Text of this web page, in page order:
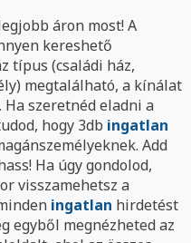
áron most! A
kereshető
típus (családi ház,
megtalálható, a kínálat
Ha szeretnéd eladni a
hogy 3db ingatlan
Add
Ha úgy gondolod,
visszamehetsz a
ingatlan hirdetést
egyből megnézheted az